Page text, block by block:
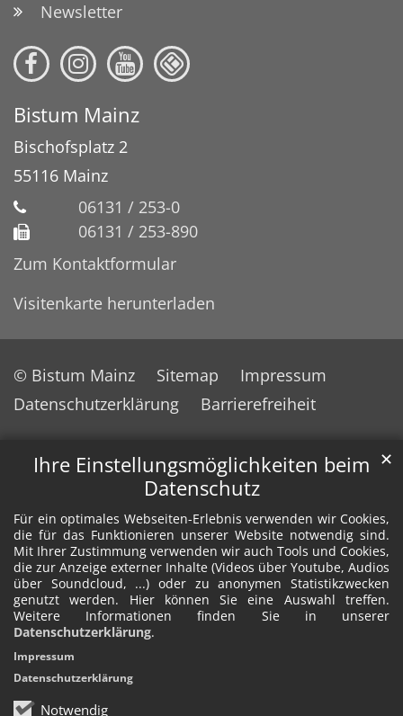
Ihre Einstellungsmöglichkeiten beim
Datenschutz
Für ein optimales Webseiten-Erlebnis verwenden wir Cookies,
die für das Funktionieren unserer Website notwendig sind.
Mit Ihrer Zustimmung verwenden wir auch Tools und Cookies,
die zur Anzeige externer Inhalte (Videos über Youtube, Audios
über Soundcloud, ...) oder zu anonymen Statistikzwecken
genutzt werden. Hier können Sie eine Auswahl treffen.
Weitere Informationen finden Sie in unserer
Datenschutzerklärung.
Notwendig
✕
Impressum
Datenschutzerklärung
Newsletter
Bistum Mainz
Bischofsplatz 2
55116 Mainz
06131 / 253-0
06131 / 253-890
Zum Kontaktformular
Visitenkarte herunterladen
© Bistum Mainz Sitemap
Impressum
Datenschutzerklärung
Barrierefreiheit